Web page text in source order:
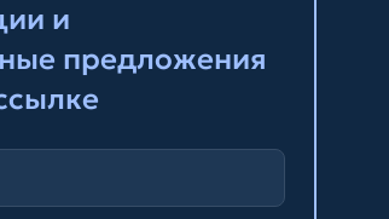
и
предложения